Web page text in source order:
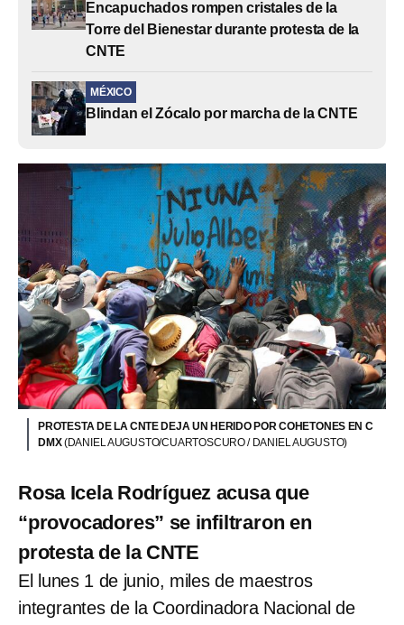
Encapuchados rompen cristales de la
Torre del Bienestar durante protesta de la
CNTE
MÉXICO
Blindan el Zócalo por marcha de la CNTE
PROTESTA DE LA CNTE DEJA UN HERIDO POR COHETONES EN C
DMX(DANIEL AUGUSTO/CUARTOSCURO / DANIEL AUGUSTO)
Rosa Icela Rodríguez acusa que
“provocadores” se infiltraron en
protesta de la CNTE
El lunes 1 de junio, miles de maestros
integrantes de la Coordinadora Nacional de